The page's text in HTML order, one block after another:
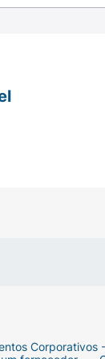
Corporativos